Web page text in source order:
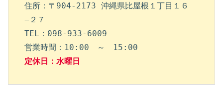
住所：〒904-2173 沖縄県比屋根１丁目１６
−２７
TEL：098-933-6009
定休日：水曜日